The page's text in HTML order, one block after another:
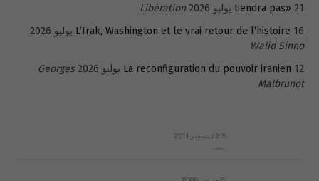
tiendra pas» 21 يوليو 2026
Libération
L’Irak, Washington et le vrai retour de l’histoire 16 يوليو 2026
Walid Sinno
La reconfiguration du pouvoir iranien 12 يوليو 2026
Georges
Malbrunot
23 ديسمبر 2011
8 مارس 2008